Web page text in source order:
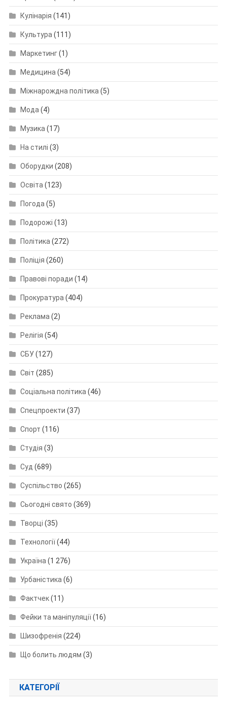
Кулінарія (141)
Культура (111)
Маркетинг(1)
Медицина (54)
Міжнарождна політика (5)
Мода (4)
Музика (17)
На стилі (3)
Оборудки (208)
Освіта (123)
Погода (5)
Подорожі (13)
Політика (272)
Поліція (260)
Правові поради (14)
Прокуратура (404)
Реклама (2)
Релігія (54)
СБУ(127)
Світ (285)
Соціальна політика (46)
Спецпроекти (37)
Спорт (116)
Студія (3)
Суд (689)
Суспільство (265)
Сьогодні свято (369)
Творці (35)
Технології(44)
Україна (1 276)
Урбаністика (6)
Фактчек(11)
Фейки та маніпуляції(16)
Шизофренія (224)
Що болить людям (3)
КАТЕГОРІЇ